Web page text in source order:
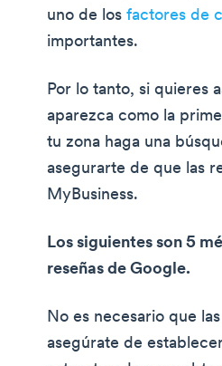
uno de losfactores de
importantes.
Por lo tanto, si quieres
aparezca como la
tu zona haga una
asegurarte de que las
MyBusiness.
Los siguientes son 5
reseñas de Google.
No es necesario que
asegúrate de